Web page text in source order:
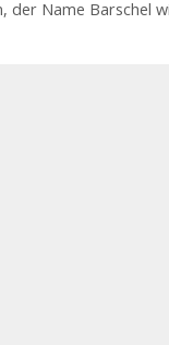
der Name Barschel